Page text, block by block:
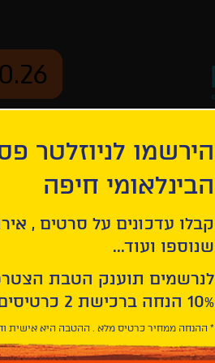
הירשמו לניוזלטר
הבינלאומי חיפה
קבלו עדכונים על סרטים ,
שנוספו ועוד...
לנרשמים תוענק הטבת
10% הנחה ברכישת 2 כרטיסים לסרטי הפסטיבל .
* ההנחה ממחיר כרטיס מלא . ההטבה היא אישית